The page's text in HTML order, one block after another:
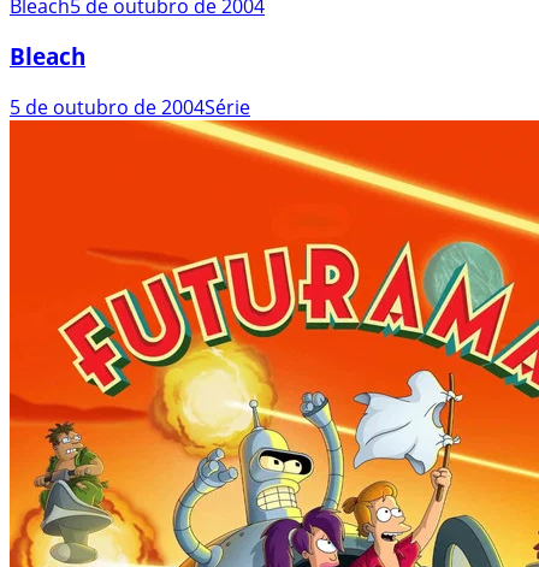
Bleach5 de outubro de 2004
Bleach
5 de outubro de 2004Série